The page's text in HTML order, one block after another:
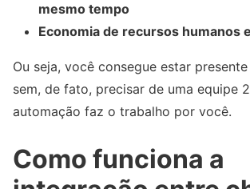
mesmo tempo
Economia de recursos humanos
Ou seja, você consegue estar
sem, de fato, precisar de uma equipe
automação faz o trabalho por você.
Como funciona a